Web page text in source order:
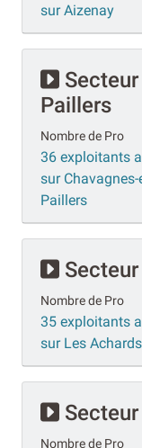
sur Aizenay
Paillers
Nombre de Pro
36 exploitants
sur Chavagnes-
Paillers
Nombre de Pro
35 exploitants
sur Les Achards
Nombre de Pro